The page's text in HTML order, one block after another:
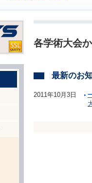
各学術大会
最新のお
2011年10月3日